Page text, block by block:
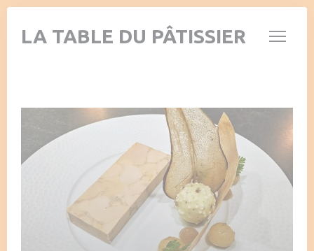
Панель управления cookies
LA TABLE DU PÂTISSIER